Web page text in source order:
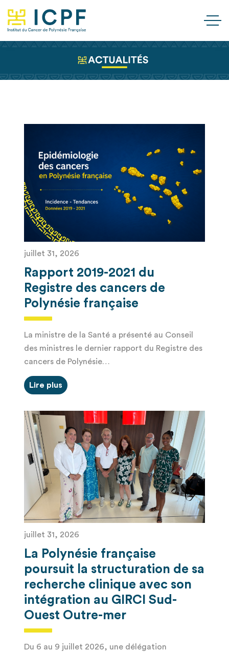
Rapport 2019-2021 du
Registre des cancers de
Polynésie française
juillet 31, 2026
La ministre de la Santé a présenté au Conseil
des ministres le dernier rapport du Registre des
cancers de Polynésie…
Lire plus
La Polynésie française
poursuit la structuration de sa
recherche clinique avec son
intégration au GIRCI Sud-
Ouest Outre-mer
juillet 31, 2026
Du 6 au 9 juillet 2026, une délégation